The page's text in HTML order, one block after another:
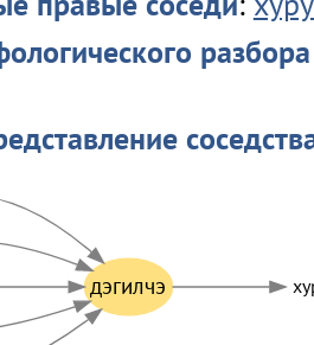
разбора
дэгилчэ